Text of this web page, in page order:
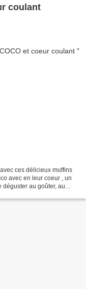
coulant
ces délicieux muffins
avec en leur coeur , un
déguster au goûter, au